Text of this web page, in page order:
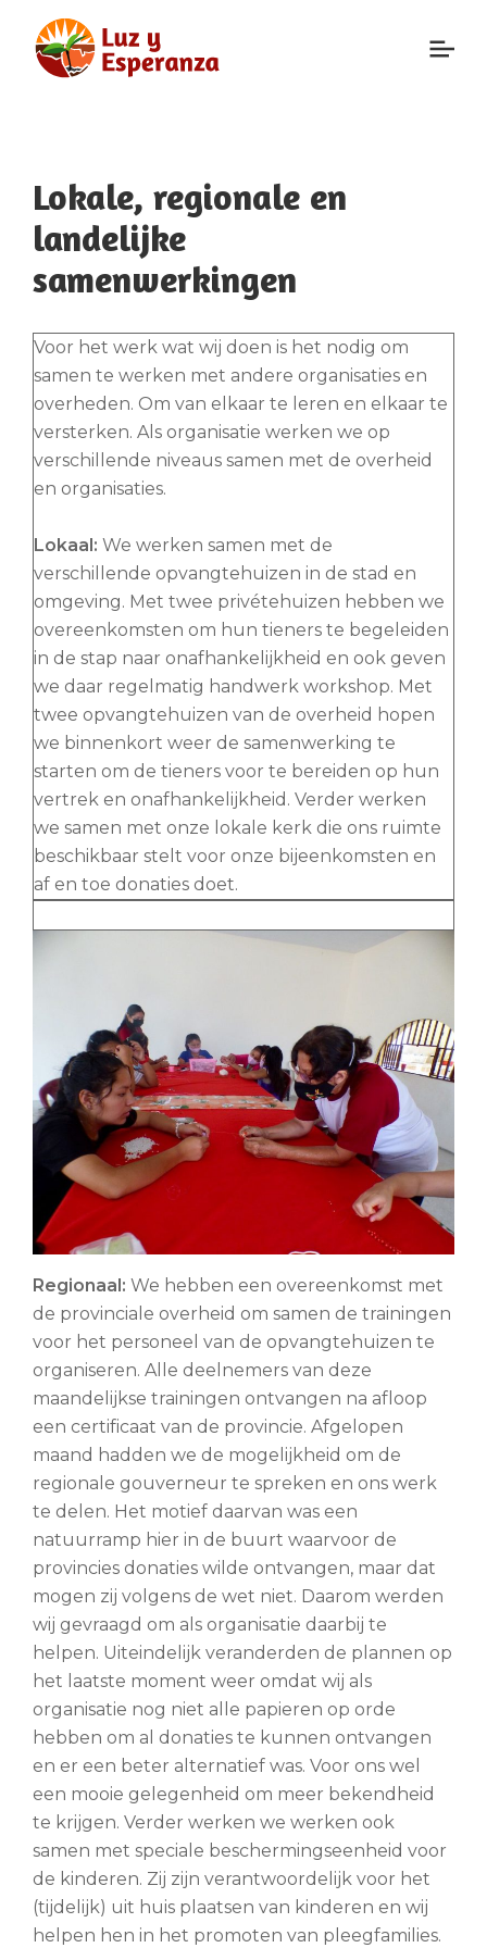
Lokale, regionale en
landelijke
samenwerkingen
Voor het werk wat wij doen is het nodig om
samen te werken met andere organisaties en
overheden. Om van elkaar te leren en elkaar te
versterken. Als organisatie werken we op
verschillende niveaus samen met de overheid
en organisaties.
Lokaal: We werken samen met de
verschillende opvangtehuizen in de stad en
omgeving. Met twee privétehuizen hebben we
overeenkomsten om hun tieners te begeleiden
in de stap naar onafhankelijkheid en ook geven
we daar regelmatig handwerk workshop. Met
twee opvangtehuizen van de overheid hopen
we binnenkort weer de samenwerking te
starten om de tieners voor te bereiden op hun
vertrek en onafhankelijkheid. Verder werken
we samen met onze lokale kerk die ons ruimte
beschikbaar stelt voor onze bijeenkomsten en
af en toe donaties doet.
Regionaal: We hebben een overeenkomst met
de provinciale overheid om samen de trainingen
voor het personeel van de opvangtehuizen te
organiseren. Alle deelnemers van deze
maandelijkse trainingen ontvangen na afloop
een certificaat van de provincie. Afgelopen
maand hadden we de mogelijkheid om de
regionale gouverneur te spreken en ons werk
te delen. Het motief daarvan was een
natuurramp hier in de buurt waarvoor de
provincies donaties wilde ontvangen, maar dat
mogen zij volgens de wet niet. Daarom werden
wij gevraagd om als organisatie daarbij te
helpen. Uiteindelijk veranderden de plannen op
het laatste moment weer omdat wij als
organisatie nog niet alle papieren op orde
hebben om al donaties te kunnen ontvangen
en er een beter alternatief was. Voor ons wel
een mooie gelegenheid om meer bekendheid
te krijgen. Verder werken we werken ook
samen met speciale beschermingseenheid voor
de kinderen. Zij zijn verantwoordelijk voor het
(tijdelijk) uit huis plaatsen van kinderen en wij
helpen hen in het promoten van pleegfamilies.